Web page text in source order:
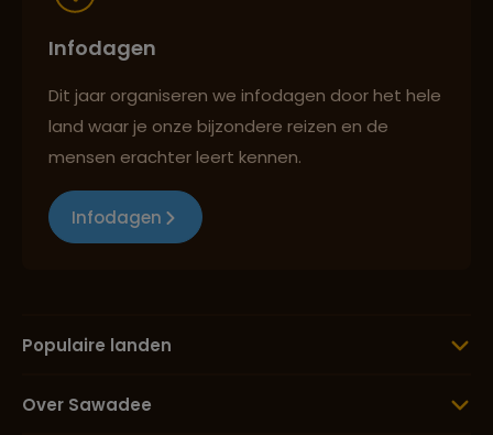
Infodagen
Dit jaar organiseren we infodagen door het hele
land waar je onze bijzondere reizen en de
mensen erachter leert kennen.
Infodagen
Populaire landen
Over Sawadee